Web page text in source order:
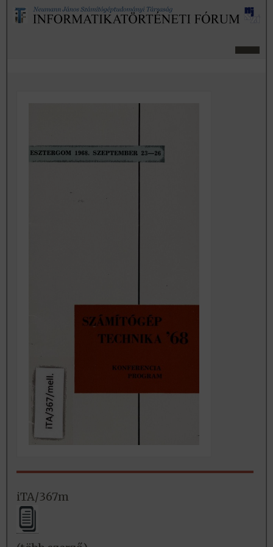
iTA/367m